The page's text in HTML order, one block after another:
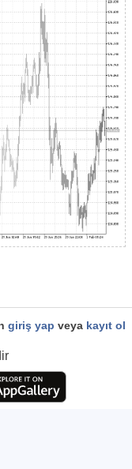
giriş yap veya kayıt ol